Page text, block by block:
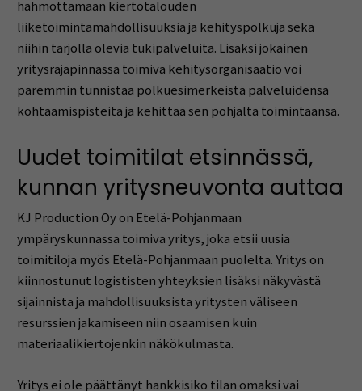
hahmottamaan kiertotalouden
liiketoimintamahdollisuuksia ja kehityspolkuja sekä
niihin tarjolla olevia tukipalveluita. Lisäksi jokainen
yritysrajapinnassa toimiva kehitysorganisaatio voi
paremmin tunnistaa polkuesimerkeistä palveluidensa
kohtaamispisteitä ja kehittää sen pohjalta toimintaansa.
Uudet toimitilat etsinnässä,
kunnan yritysneuvonta auttaa
KJ Production Oy on Etelä-Pohjanmaan
ympäryskunnassa toimiva yritys, joka etsii uusia
toimitiloja myös Etelä-Pohjanmaan puolelta. Yritys on
kiinnostunut logististen yhteyksien lisäksi näkyvästä
sijainnista ja mahdollisuuksista yritysten väliseen
resurssien jakamiseen niin osaamisen kuin
materiaalikiertojenkin näkökulmasta.
Yritys ei ole päättänyt hankkisiko tilan omaksi vai